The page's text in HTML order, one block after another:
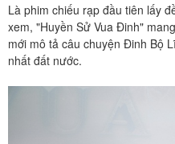
Là phim chiếu rạp đầu tiên lấy
xem, "Huyền Sử Vua Đinh"
mới mô tả câu chuyện Đinh Bộ
nhất đất nước.